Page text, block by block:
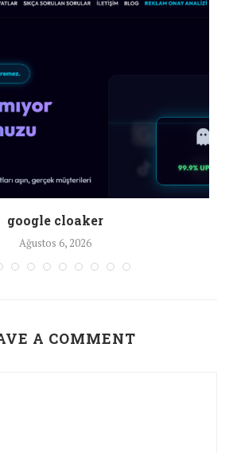
google cloaker
Ağustos 6, 2026
A COMMENT